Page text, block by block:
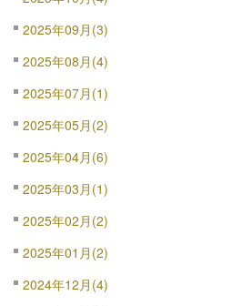
2025年09月(3)
2025年08月(4)
2025年07月(1)
2025年05月(2)
2025年04月(6)
2025年03月(1)
2025年02月(2)
2025年01月(2)
2024年12月(4)